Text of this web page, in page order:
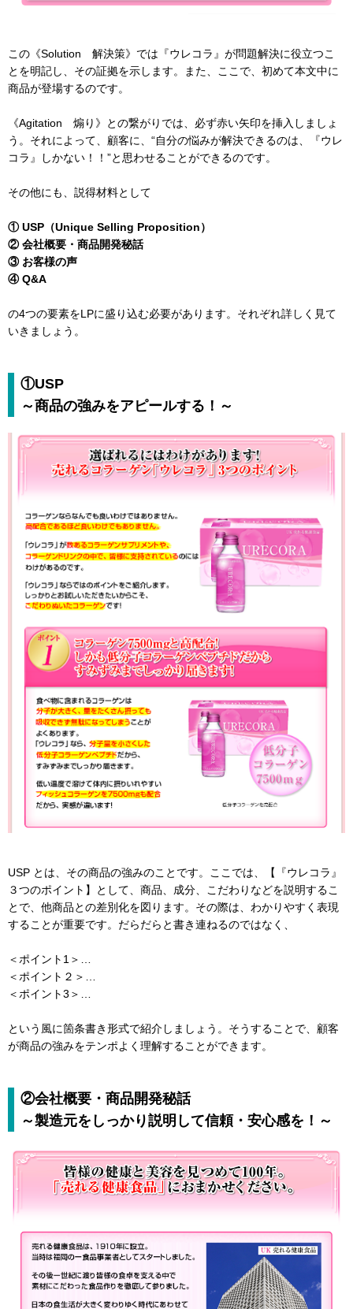
この《Solution 解決策》では『ウレコラ』が問題解決に役立つこ
とを明記し、その証拠を示します。また、ここで、初めて本文中に
商品が登場するのです。
《Agitation 煽り》との繋がりでは、必ず赤い矢印を挿入しましょ
う。それによって、顧客に、“自分の悩みが解決できるのは、『ウレ
コラ』しかない！！”と思わせることができるのです。
その他にも、説得材料として
① USP（Unique Selling Proposition）
② 会社概要・商品開発秘話
③ お客様の声
④ Q&A
の4つの要素をLPに盛り込む必要があります。それぞれ詳しく見て
いきましょう。
①USP
～商品の強みをアピールする！～
USP とは、その商品の強みのことです。ここでは、【『ウレコラ』
３つのポイント】として、商品、成分、こだわりなどを説明するこ
とで、他商品との差別化を図ります。その際は、わかりやすく表現
することが重要です。だらだらと書き連ねるのではなく、
＜ポイント1＞…
＜ポイント２＞…
＜ポイント3＞…
という風に箇条書き形式で紹介しましょう。そうすることで、顧客
が商品の強みをテンポよく理解することができます。
②会社概要・商品開発秘話
～製造元をしっかり説明して信頼・安心感を！～